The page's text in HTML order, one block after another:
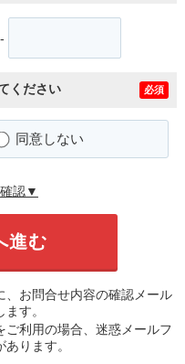
-
ください 必須
同意しない
認▼
お問合せ内容の確認メール
す。
利用の場合、迷惑メールフ
ります。